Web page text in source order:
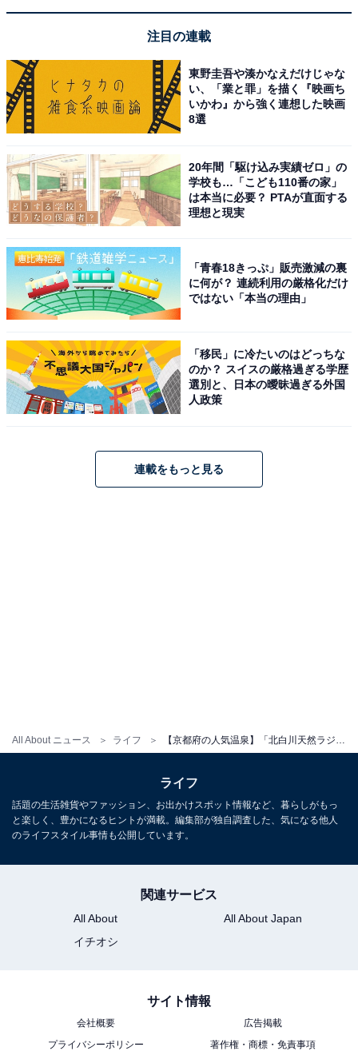
All About ニュース ライフ
アクセス
所在地：京都府京都市左京区北白川地蔵谷1-125
57）にて約20分、「地蔵谷」で下車し、30mほど戻った
宿泊プランが用意されており、全室に専用の露天風呂を
こちらもおすすめ
【京都府の人気銭湯】「トロン温泉稲荷」は
温泉」でリラックス
注目の連載
東野圭吾や湊かなえだけじゃな
い、「業と罪」を描く『映画ち
いかわ』から強く連想した映画
8選
20年間「駆け込み実績ゼロ」の
学校も…「こども110番の家」
は本当に必要？ PTAが直面する
理想と現実
「青春18きっぷ」販売激減の裏
に何が？ 連続利用の厳格化だけ
ではない「本当の理由」
「移民」に冷たいのはどっちな
のか？ スイスの厳格過ぎる学歴
選別と、日本の曖昧過ぎる外国
人政策
連載をもっと見る
ライフ
話題の生活雑貨やファッション、お出かけスポット情報など、暮らしがもっ
と楽しく、豊かになるヒントが満載。編集部が独自調査した、気になる他人
のライフスタイル事情も公開しています。
関連サービス
All About
All About Japan
イチオシ
サイト情報
会社概要
広告掲載
プライバシーポリシー
著作権・商標・免責事項